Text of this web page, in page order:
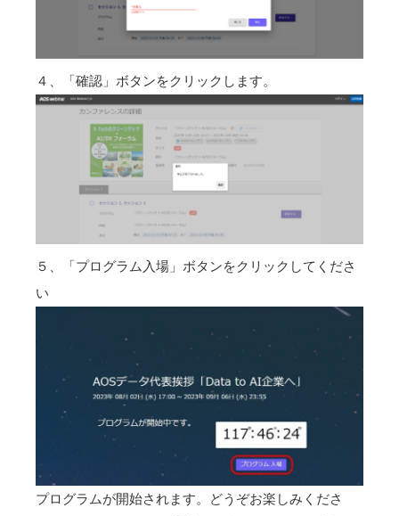
４、「確認」ボタンをクリックします。
５、「プログラム入場」ボタンをクリックしてくださ
い
プログラムが開始されます。どうぞお楽しみくださ